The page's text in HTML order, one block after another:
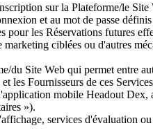
sur la Plateforme/le Site
et au mot de passe
les Réservations futures
ciblées ou d'autres
Site Web qui permet entre
les Fournisseurs de ces
mobile Headout
»).
services d'évaluation